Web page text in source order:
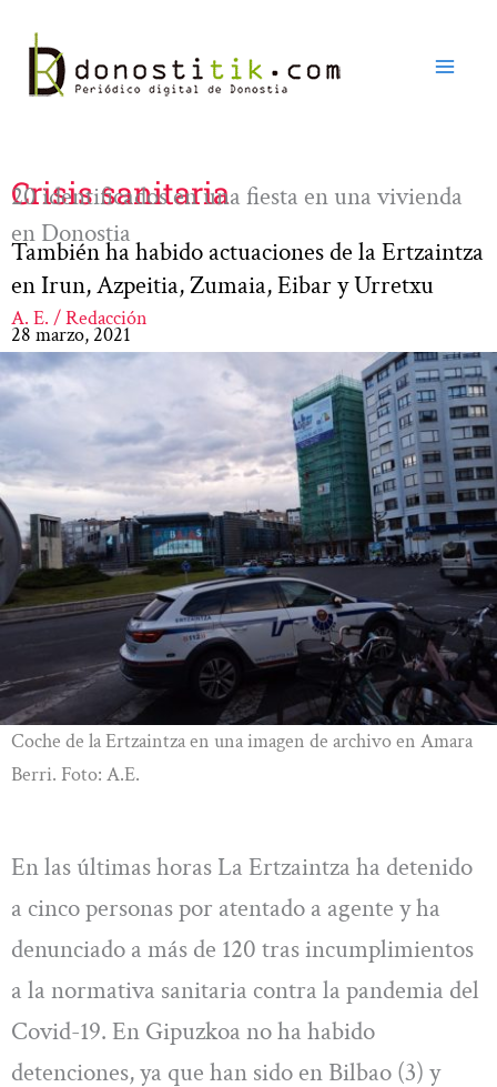
contenido
Crisis sanitaria
20 identificados en una fiesta en una vivienda
en Donostia
También ha habido actuaciones de la Ertzaintza
en Irun, Azpeitia, Zumaia, Eibar y Urretxu
A. E. / Redacción
28 marzo, 2021
Coche de la Ertzaintza en una imagen de archivo en Amara
Berri. Foto: A.E.
En las últimas horas La Ertzaintza ha detenido
a cinco personas por atentado a agente y ha
denunciado a más de 120 tras incumplimientos
a la normativa sanitaria contra la pandemia del
Covid-19. En Gipuzkoa no ha habido
detenciones, ya que han sido en Bilbao (3) y